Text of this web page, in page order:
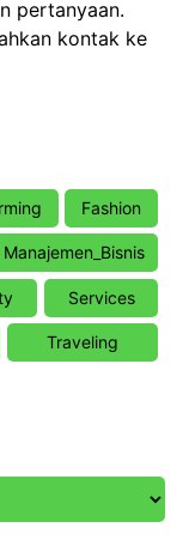
pertanyaan.
kontak ke
Fashion
Manajemen_Bisnis
Services
Traveling